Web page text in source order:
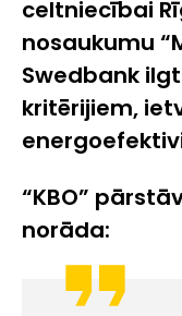
celtniecībai
nosaukumu “
Swedbank
kritērijiem,
“KBO”
norāda: